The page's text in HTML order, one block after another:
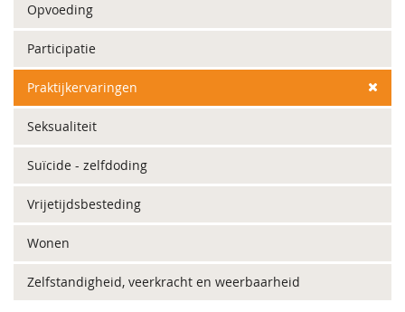
Opvoeding
Participatie
Praktijkervaringen
Seksualiteit
Suïcide - zelfdoding
Vrijetijdsbesteding
Wonen
Zelfstandigheid, veerkracht en weerbaarheid